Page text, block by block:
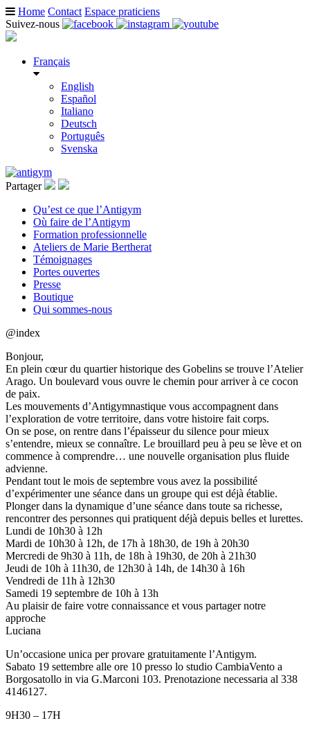
Home Contact Espace praticiens
Suivez-nous
Français
English
Español
Italiano
Deutsch
Português
Svenska
Partager
Qu’est ce que l’Antigym
Où faire de l’Antigym
Formation professionnelle
Ateliers de Marie Bertherat
Témoignages
Portes ouvertes
Presse
Boutique
Qui sommes-nous
@index
Bonjour,
En plein cœur du quartier historique des Gobelins se trouve l’Atelier
Arago. Un boulevard vous ouvre le chemin pour arriver à ce cocon
de paix.
Les mouvements d’Antigymnastique vous accompagnent dans
l’exploration de votre territoire, dans votre histoire fait corps.
On se pose, on rentre dans l’épaisseur du silence pour mieux
s’entendre, mieux se connaître. Le brouillard peu à peu se lève et on
commence à comprendre… une nouvelle organisation plus fluide
advienne.
Pendant tout le mois de septembre vous avez la possibilité
d’expérimenter une séance dans un groupe qui est déjà établie.
Plonger dans la dynamique d’une séance dans toute sa richesse,
rencontrer des personnes qui pratiquent déjà depuis belles et lurettes.
Lundi de 10h30 à 12h
Mardi de 10h30 à 12h, de 17h à 18h30, de 19h à 20h30
Mercredi de 9h30 à 11h, de 18h à 19h30, de 20h à 21h30
Jeudi de 10h à 11h30, de 12h30 à 14h, de 14h30 à 16h
Vendredi de 11h à 12h30
Samedi 19 septembre de 10h à 13h
Au plaisir de faire votre connaissance et vous partager notre
approche
Luciana
Un’occasione unica per provare gratuitamente l’Antigym.
Sabato 19 settembre alle ore 10 presso lo studio CambiaVento a
Borgosatollo in via G.Marconi 103. Prenotazione necessaria al 338
4146127.
9H30 – 17H